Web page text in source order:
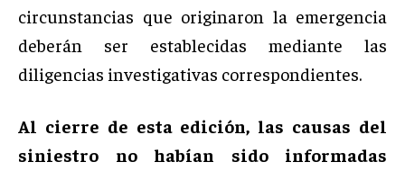
circunstancias que originaron la emergencia
deberán ser establecidas mediante las
diligencias investigativas correspondientes.
Al cierre de esta edición, las causas del
siniestro no habían sido informadas